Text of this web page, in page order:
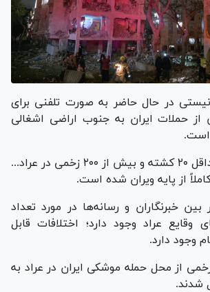
در حال حاضر به صورت تلفنی برای
حملات ایران به جنوب اراضی اشغالی
است.
رسانه‌های عبری: حداقل ۲۰ کشته و بیش از ۲۰۰ زخمی در عراد...
از پایه ویران شده است.
خبرنگاران و رسانه‌ها در مورد تعداد
وقایع عراد وجود دارد؛ اختلافات قابل
وجود دارد.
۱۴ عبری: ۴۲ زخمی از محل حمله موشکی ایران در عراد به
شدند.